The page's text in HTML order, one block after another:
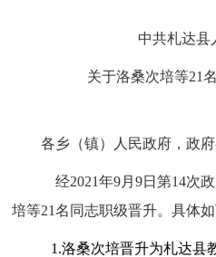
中共札达县
关于洛桑次培等21
各乡（镇）人民政府，政府
经2021年9月9日第14次
培等21名同志职级晋升。具体如
1 .洛桑次培晋升为札达县